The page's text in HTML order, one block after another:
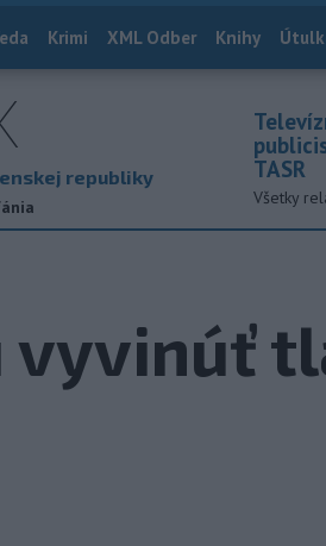
Krimi XML Odber Knihy
republiky
TASR
Všetky
vyvinúť